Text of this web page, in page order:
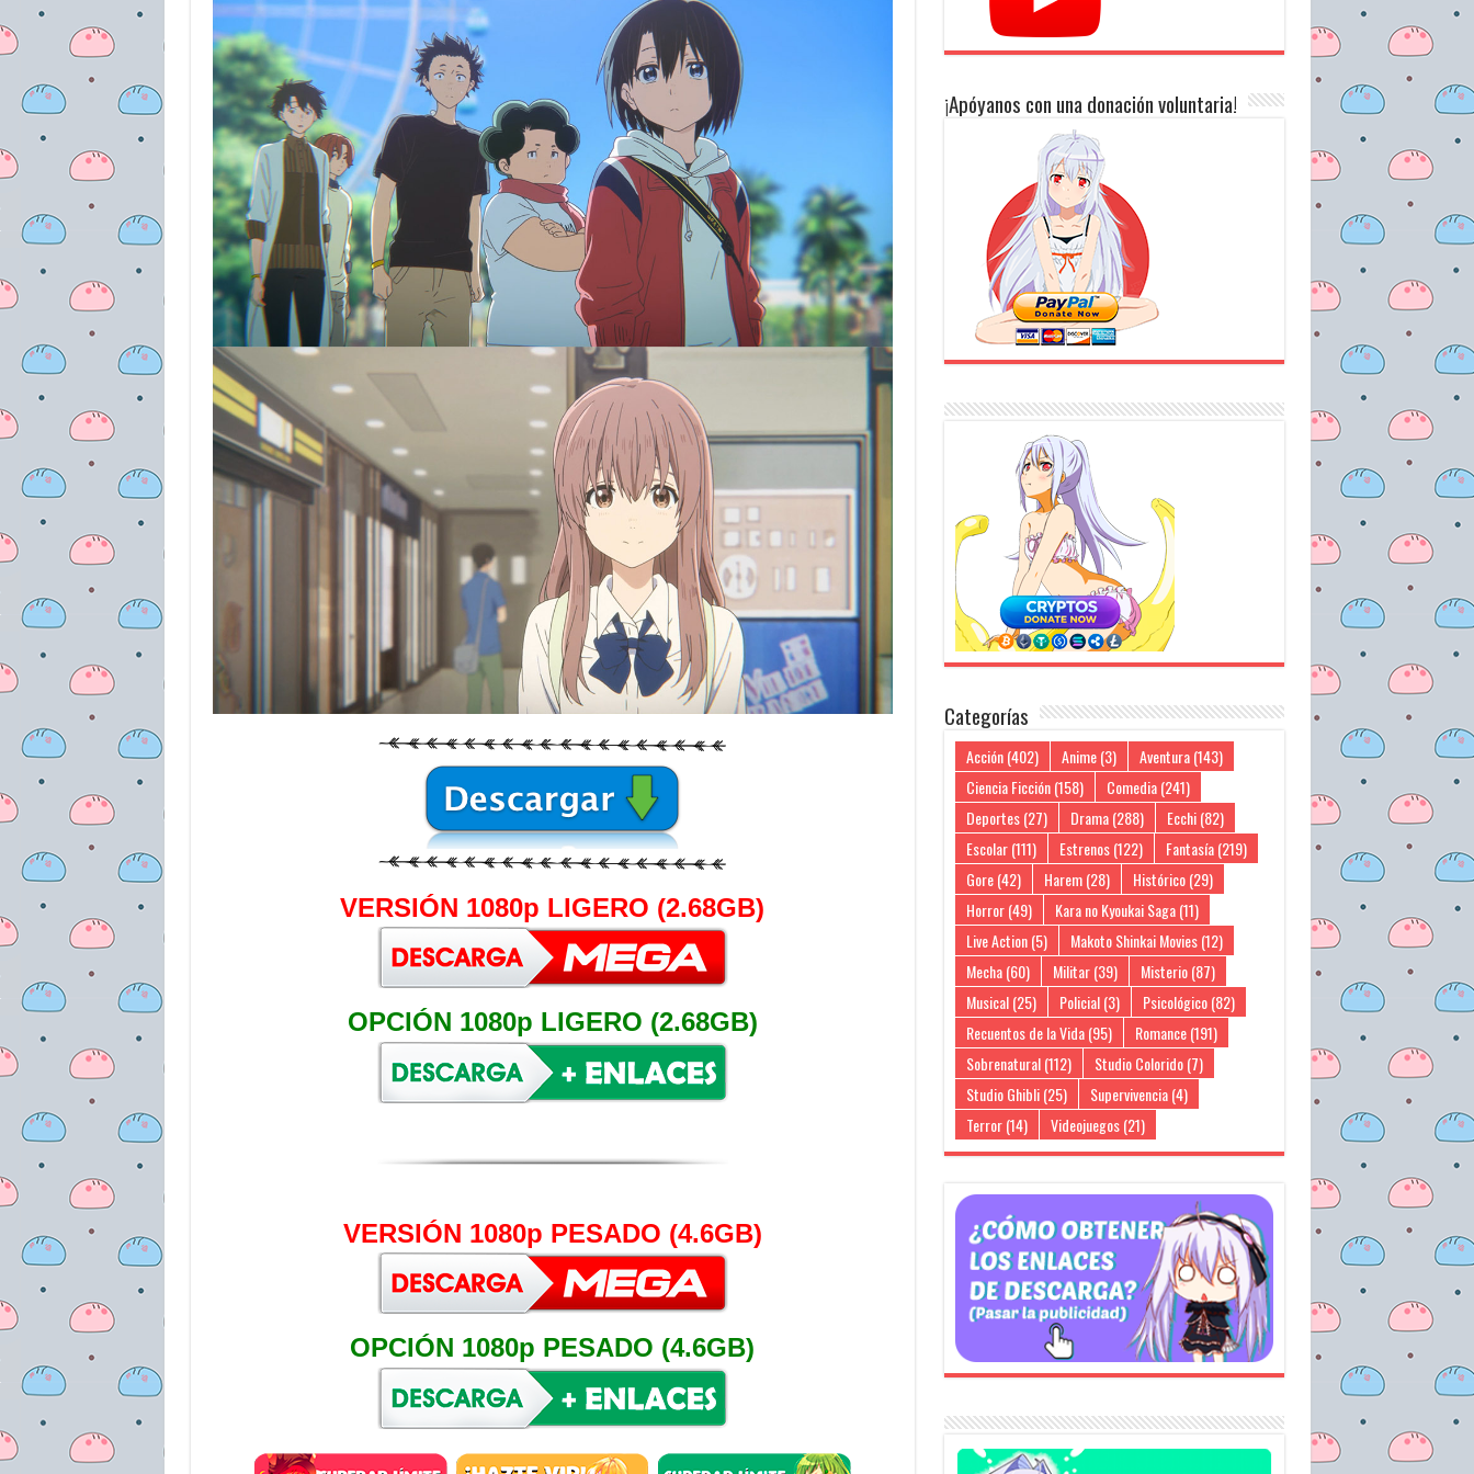
VERSIÓN 1080p LIGERO (2.68GB)
OPCIÓN 1080p LIGERO (2.68GB)
VERSIÓN 1080p PESADO (4.6GB)
OPCIÓN 1080p PESADO (4.6GB)
¡Apóyanos con una donación voluntaria!
Categorías
Acción(402) Anime(3) Aventura(143)
Ciencia Ficción(158) Comedia(241)
Deportes(27) Drama(288) Ecchi(82)
Escolar(111) Estrenos(122) Fantasía(219)
Gore(42) Harem(28) Histórico(29)
Horror(49) Kara no Kyoukai Saga(11)
Live Action(5) Makoto Shinkai Movies(12)
Mecha(60) Militar(39) Misterio(87)
Musical(25) Policial(3) Psicológico(82)
Recuentos de la Vida(95) Romance(191)
Sobrenatural(112) Studio Colorido(7)
Studio Ghibli(25) Supervivencia(4)
Terror(14) Videojuegos(21)